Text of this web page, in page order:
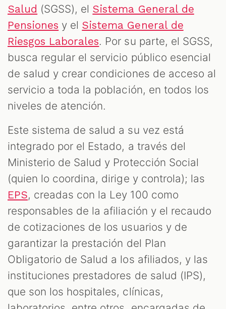
Salud (SGSS), el Sistema General de
Pensiones y el Sistema General de
Riesgos Laborales. Por su parte, el SGSS,
busca regular el servicio público esencial
de salud y crear condiciones de acceso al
servicio a toda la población, en todos los
niveles de atención.
Este sistema de salud a su vez está
integrado por el Estado, a través del
Ministerio de Salud y Protección Social
(quien lo coordina, dirige y controla); las
EPS, creadas con la Ley 100 como
responsables de la afiliación y el recaudo
de cotizaciones de los usuarios y de
garantizar la prestación del Plan
Obligatorio de Salud a los afiliados, y las
instituciones prestadores de salud (IPS),
que son los hospitales, clínicas,